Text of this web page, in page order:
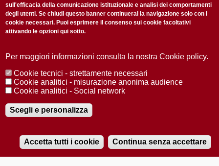
Audio
Accetto laPrivacy Policy
Redazione Copyright Privacy
Area stampa
© 2025 Università di Padova
Registrazione presso il Tribunale di Padova n. 2097/2012 del 18 giugno
2012
sull'efficacia della comunicazione istituzionale e analisi dei comportamenti
degli utenti. Se chiudi questo banner continuerai la navigazione solo con i
cookie necessari. Puoi esprimere il consenso sui cookie facoltativi
attivando le opzioni qui sotto.
Per maggiori informazioni consulta la nostra Cookie policy.
Cookie tecnici - strettamente necessari
Cookie analitici - misurazione anonima audience
Cookie analitici - Social network
Scegli e personalizza
Accetta tutti i cookie Continua senza accettare